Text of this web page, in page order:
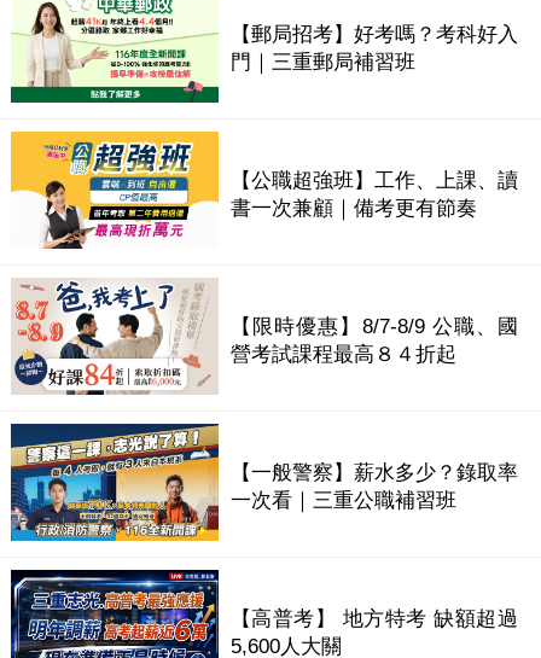
【郵局招考】好考嗎？考科好入
門｜三重郵局補習班
【公職超強班】工作、上課、讀
書一次兼顧｜備考更有節奏
【限時優惠】8/7-8/9 公職、國
營考試課程最高８４折起
【一般警察】薪水多少？錄取率
一次看｜三重公職補習班
【高普考】 地方特考 缺額超過
5,600人大關